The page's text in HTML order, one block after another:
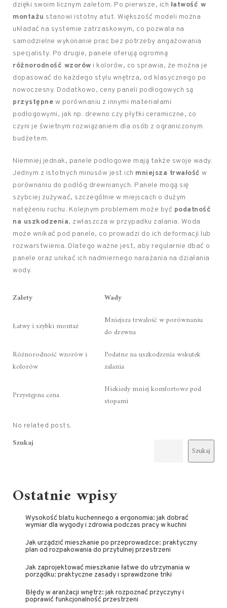
dzięki swoim licznym zaletom. Po pierwsze, ich łatwość w
montażu stanowi istotny atut. Większość modeli można
układać na systemie zatrzaskowym, co pozwala na
samodzielne wykonanie prac bez potrzeby angażowania
specjalisty. Po drugie, panele oferują ogromną
różnorodność wzorów i kolorów, co sprawia, że można je
dopasować do każdego stylu wnętrza, od klasycznego po
nowoczesny. Dodatkowo, ceny paneli podłogowych są
przystępne w porównaniu z innymi materiałami
podłogowymi, jak np. drewno czy płytki ceramiczne, co
czyni je świetnym rozwiązaniem dla osób z ograniczonym
budżetem.
Niemniej jednak, panele podłogowe mają także swoje wady.
Jednym z istotnych minusów jest ich mniejsza trwałość w
porównaniu do podłóg drewnianych. Panele mogą się
szybciej zużywać, szczególnie w miejscach o dużym
natężeniu ruchu. Kolejnym problemem może być podatność
na uszkodzenia, zwłaszcza w przypadku zalania. Woda
może wnikać pod panele, co prowadzi do ich deformacji lub
rozwarstwienia. Dlatego ważne jest, aby regularnie dbać o
panele oraz unikać ich nadmiernego narażania na działania
wody.
Zalety Wady
Łatwy i szybki montaż
Mniejsza trwałość w porównaniu
do drewna
Różnorodność wzorów i
kolorów
Podatne na uszkodzenia wskutek
zalania
Przystępna cena
Niekiedy mniej komfortowe pod
stopami
No related posts.
Szukaj
Szukaj
Ostatnie wpisy
Wysokość blatu kuchennego a ergonomia: jak dobrać
wymiar dla wygody i zdrowia podczas pracy w kuchni
Jak urządzić mieszkanie po przeprowadzce: praktyczny
plan od rozpakowania do przytulnej przestrzeni
Jak zaprojektować mieszkanie łatwe do utrzymania w
porządku: praktyczne zasady i sprawdzone triki
Błędy w aranżacji wnętrz: jak rozpoznać przyczyny i
poprawić funkcjonalność przestrzeni